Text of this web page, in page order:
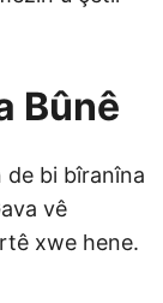
Bûnê
de bi bîranîna
vê
xwe hene.